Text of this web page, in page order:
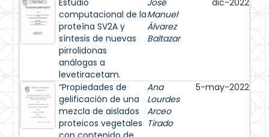
Estudio
computacional de la
proteína SV2A y
síntesis de nuevas
pirrolidonas
análogas a
levetiracetam.
José
Manuel
Álvarez
Baltazar
dic-2022
“Propiedades de
gelificación de una
mezcla de aislados
proteicos vegetales
Ana
Lourdes
Arceo
Tirado
5-may-2022